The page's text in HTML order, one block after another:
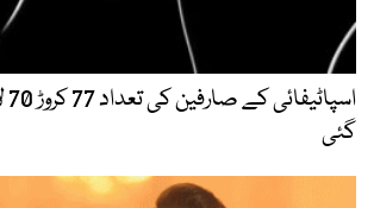
گئی